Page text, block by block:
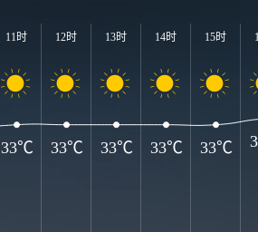
11时 12时 13时 14时 15时
33℃ 33℃ 33℃ 33℃ 33℃